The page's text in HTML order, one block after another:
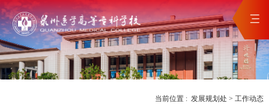
当前位置 :发展规划处 >工作动态